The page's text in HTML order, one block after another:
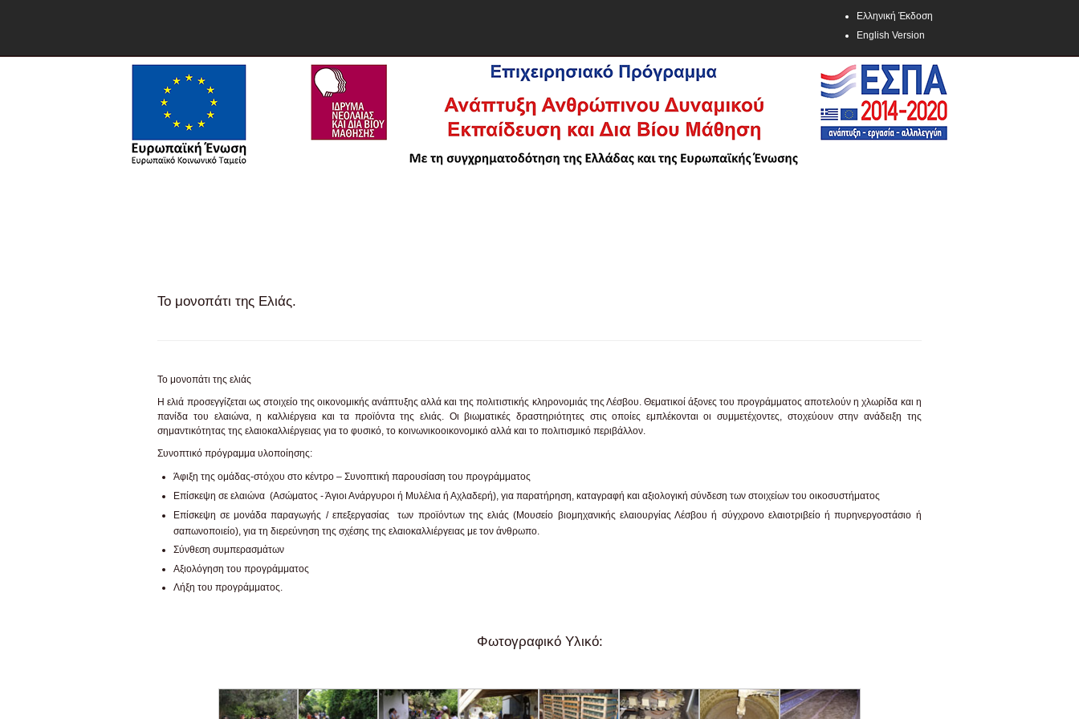
Ελληνική Έκδοση
English Version
Το μονοπάτι της Ελιάς.
Το μονοπάτι της ελιάς
Η ελιά προσεγγίζεται ως στοιχείο της οικονομικής ανάπτυξης αλλά και της πολιτιστικής κληρονομιάς της Λέσβου. Θεματικοί άξονες του προγράμματος αποτελούν η χλωρίδα και η
πανίδα του ελαιώνα, η καλλιέργεια και τα προϊόντα της ελιάς. Οι βιωματικές δραστηριότητες στις οποίες εμπλέκονται οι συμμετέχοντες, στοχεύουν στην ανάδειξη της
σημαντικότητας της ελαιοκαλλιέργειας για το φυσικό, το κοινωνικοοικονομικό αλλά και το πολιτισμικό περιβάλλον.
Συνοπτικό πρόγραμμα υλοποίησης:
Άφιξη της ομάδας-στόχου στο κέντρο – Συνοπτική παρουσίαση του προγράμματος
Επίσκεψη σε ελαιώνα (Ασώματος - Άγιοι Ανάργυροι ή Μυλέλια ή Αχλαδερή), για παρατήρηση, καταγραφή και αξιολογική σύνδεση των στοιχείων του οικοσυστήματος
Επίσκεψη σε μονάδα παραγωγής / επεξεργασίας των προϊόντων της ελιάς (Μουσείο βιομηχανικής ελαιουργίας Λέσβου ή σύγχρονο ελαιοτριβείο ή πυρηνεργοστάσιο ή
σαπωνοποιείο), για τη διερεύνηση της σχέσης της ελαιοκαλλιέργειας με τον άνθρωπο.
Σύνθεση συμπερασμάτων
Αξιολόγηση του προγράμματος
Λήξη του προγράμματος.
Φωτογραφικό Υλικό: